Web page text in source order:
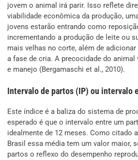
jovem o animal irá parir. Isso reflete
viabilidade econômica da produção,
jovens estarão entrando como
incrementando a produção de leite ou
mais velhas no corte, além de
a fase de cria. A precocidade do animal
e manejo (Bergamaschi et al., 2010).
Intervalo de partos (IP) ou intervalo
Este índice é a baliza do sistema de
esperado é que o intervalo entre um
idealmente de 12 meses. Como citado
Brasil essa média tem um valor maior,
partos o reflexo do desempenho